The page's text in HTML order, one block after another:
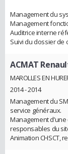
Management du
Management
Auditrice interne
Suivi du dossier de
ACMAT
MAROLLES EN
2014 - 2014
Management du
service généraux.
Management
responsables du
Animation CHSCT,